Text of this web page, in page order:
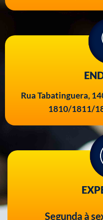
Rua Tabatinguera,
1810/1811/
Segunda à